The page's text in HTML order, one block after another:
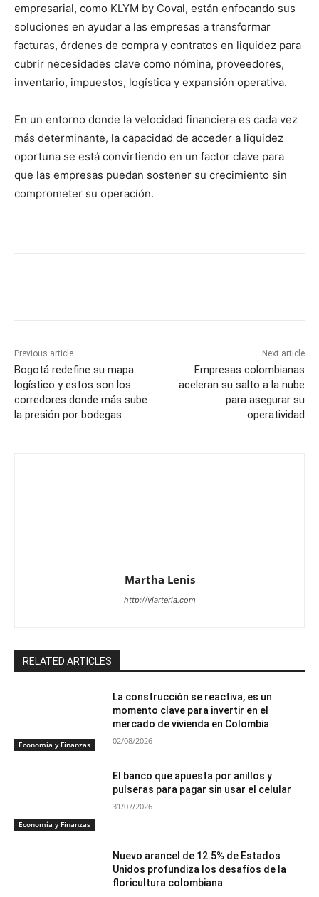
empresarial, como KLYM by Coval, están enfocando sus
soluciones en ayudar a las empresas a transformar
facturas, órdenes de compra y contratos en liquidez para
cubrir necesidades clave como nómina, proveedores,
inventario, impuestos, logística y expansión operativa.
En un entorno donde la velocidad financiera es cada vez
más determinante, la capacidad de acceder a liquidez
oportuna se está convirtiendo en un factor clave para
que las empresas puedan sostener su crecimiento sin
comprometer su operación.
Previous article
Bogotá redefine su mapa
logístico y estos son los
corredores donde más sube
la presión por bodegas
Next article
Empresas colombianas
aceleran su salto a la nube
para asegurar su
operatividad
Martha Lenis
http://viarteria.com
RELATED ARTICLES
Economía y Finanzas
La construcción se reactiva, es un
momento clave para invertir en el
mercado de vivienda en Colombia
02/08/2026
Economía y Finanzas
El banco que apuesta por anillos y
pulseras para pagar sin usar el celular
31/07/2026
Nuevo arancel de 12.5% de Estados
Unidos profundiza los desafíos de la
floricultura colombiana